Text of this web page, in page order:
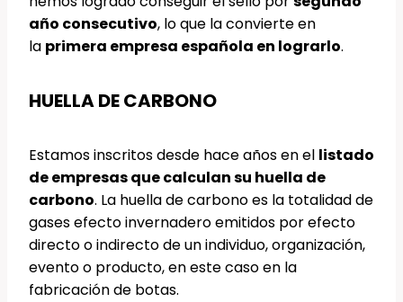
año consecutivo, lo que la convierte en
la primera empresa española en lograrlo.
HUELLA DE CARBONO
Estamos inscritos desde hace años en el listado
de empresas que calculan su huella de
carbono. La huella de carbono es la totalidad de
gases efecto invernadero emitidos por efecto
directo o indirecto de un individuo, organización,
evento o producto, en este caso en la
fabricación de botas.